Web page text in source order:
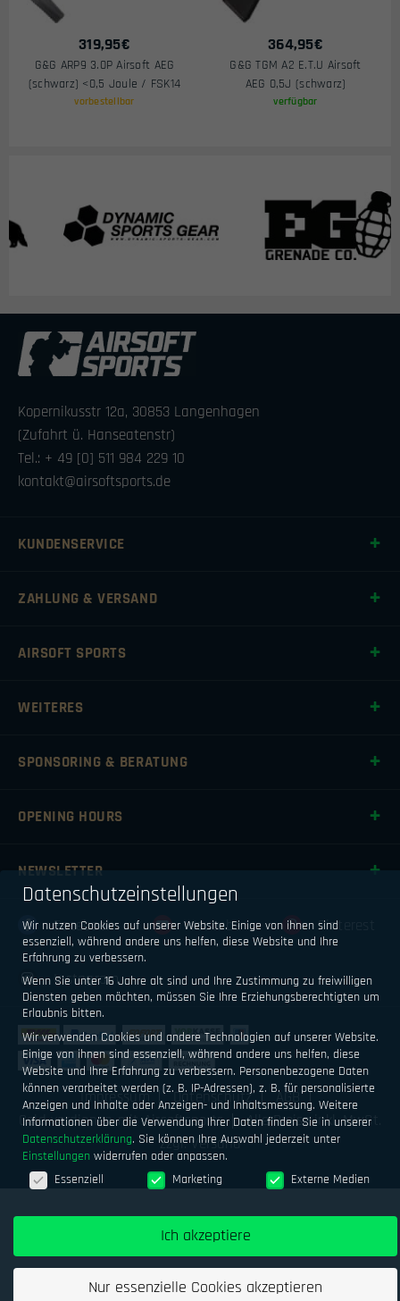
319,95€
G&G ARP9 3.0P Airsoft AEG
(schwarz) <0,5 Joule / FSK14
vorbestellbar
364,95€
G&G TGM A2 E.T.U Airsoft
AEG 0,5J (schwarz)
verfügbar
Kopernikusstr 12a, 30853 Langenhagen
(Zufahrt ü. Hanseatenstr)
Tel.: + 49 [0] 511 984 229 10
kontakt@airsoftsports.de
KUNDENSERVICE
ZAHLUNG & VERSAND
AIRSOFT SPORTS
WEITERES
SPONSORING & BERATUNG
OPENING HOURS
NEWSLETTER
Facebook Youtube Pinterest
Instagram
Impressum Datenschutz
AGB
Geld verdienen mit Airsoftsports
Alle Preise inkl. MwSt.
zzgl. Versand
Datenschutzeinstellungen
Wir nutzen Cookies auf unserer Website. Einige von ihnen sind
essenziell, während andere uns helfen, diese Website und Ihre
Erfahrung zu verbessern.
Wenn Sie unter 16 Jahre alt sind und Ihre Zustimmung zu freiwilligen
Diensten geben möchten, müssen Sie Ihre Erziehungsberechtigten um
Erlaubnis bitten.
Wir verwenden Cookies und andere Technologien auf unserer Website.
Einige von ihnen sind essenziell, während andere uns helfen, diese
Website und Ihre Erfahrung zu verbessern. Personenbezogene Daten
können verarbeitet werden (z. B. IP-Adressen), z. B. für personalisierte
Anzeigen und Inhalte oder Anzeigen- und Inhaltsmessung. Weitere
Informationen über die Verwendung Ihrer Daten finden Sie in unserer
Datenschutzerklärung. Sie können Ihre Auswahl jederzeit unter
Einstellungen widerrufen oder anpassen.
Datenschutzeinstellungen
Essenziell Marketing Externe Medien
Ich akzeptiere
Nur essenzielle Cookies akzeptieren